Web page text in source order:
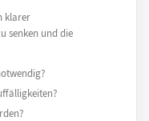
klarer
senken und die